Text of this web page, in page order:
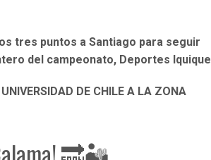
tres puntos a Santiago para seguir
del campeonato, Deportes Iquique
DE CHILE A LA ZONA
🔜🏜️